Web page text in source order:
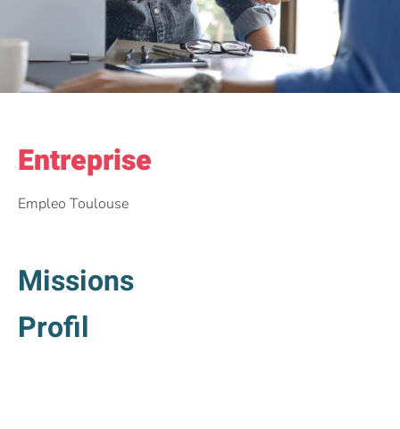
Entreprise
Empleo Toulouse
Missions
Profil